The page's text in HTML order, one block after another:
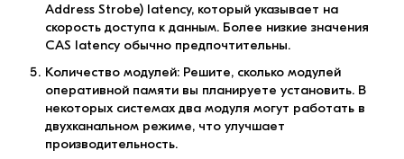
Address Strobe) latency, который указывает на
скорость доступа к данным. Более низкие значения
CAS latency обычно предпочтительны.
Количество модулей: Решите, сколько модулей
оперативной памяти вы планируете установить. В
некоторых системах два модуля могут работать в
двухканальном режиме, что улучшает
производительность.